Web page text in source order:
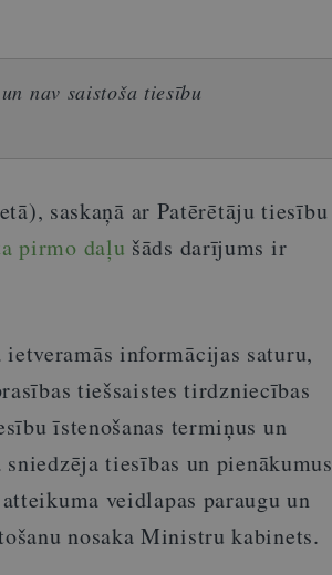
nav saistoša tiesību
saskaņā ar Patērētāju tiesību
pirmo daļu šāds darījums ir
informācijas saturu,
tiešsaistes tirdzniecības
īstenošanas termiņus un
tiesības un pienākumus
veidlapas paraugu un
nosaka Ministru kabinets.